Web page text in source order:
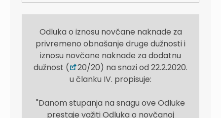
Odluka o iznosu novčane naknade za
privremeno obnašanje druge dužnosti i
iznosu novčane naknade za dodatnu
dužnost (
20/20) na snazi od 22.2.2020.
u članku IV. propisuje:
"Danom stupanja na snagu ove Odluke
prestaje važiti Odluka o novčanoj